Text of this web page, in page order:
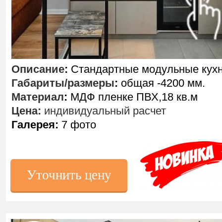
Уточнить цену
Описание: Стандартные модульные
Габариты/размеры: общая -4200 мм.
Материал: МДФ пленке ПВХ,18 кв.м
Цена: индивидуальный расчет
Галерея: 7 фото